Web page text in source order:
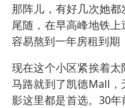
那阵儿，有好几次她
尾随，在早高峰地铁
容易熬到一年房租到期
现在这个小区紧挨着
马路就到了凯德Mall
影这里都是首选。30